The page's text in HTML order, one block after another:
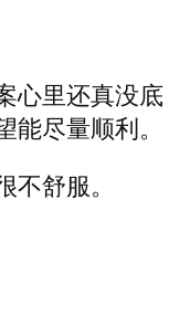
心里还真没
尽量顺利。
舒服。